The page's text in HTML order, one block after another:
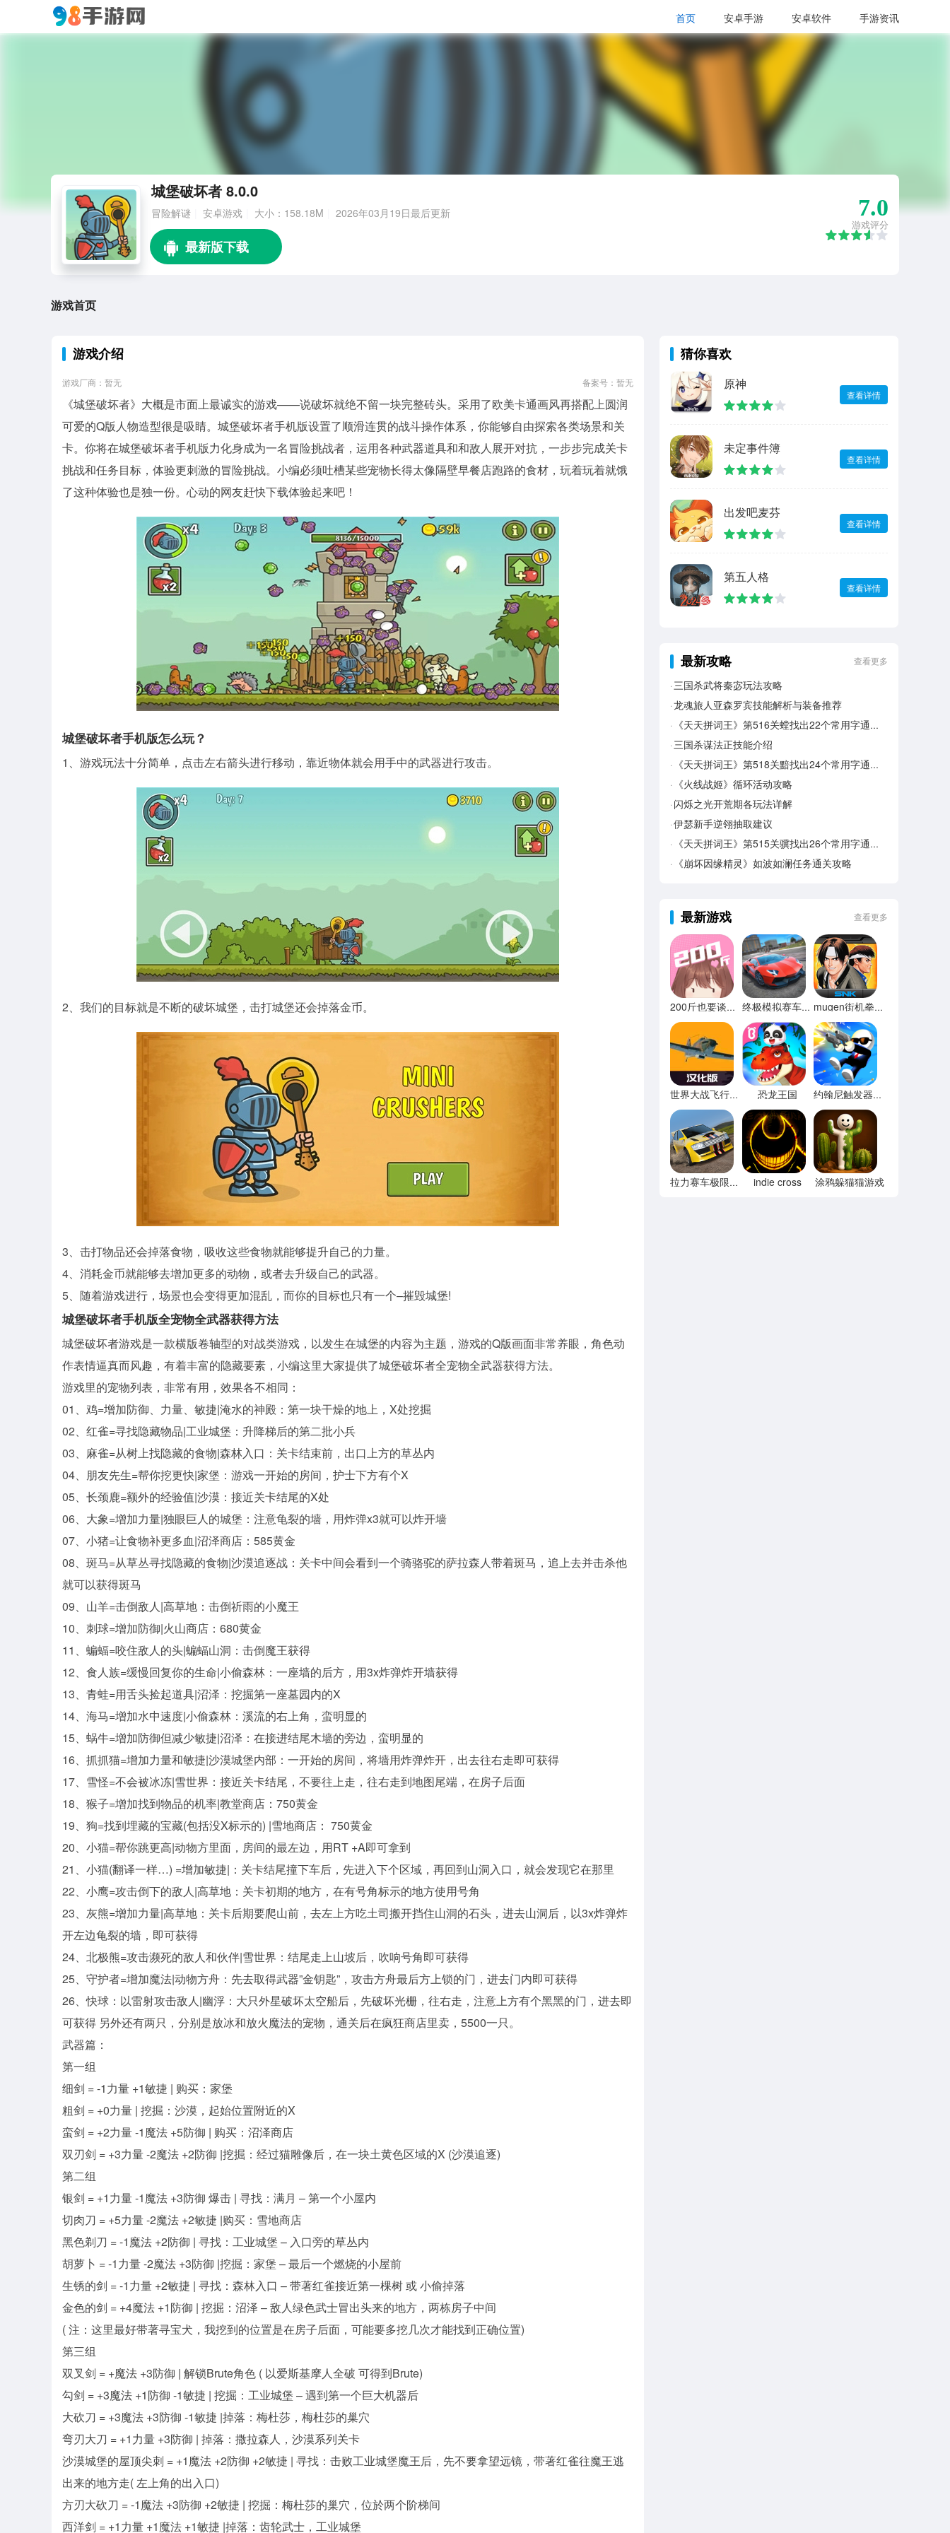
首页 安卓手游 安卓软件 手游资讯
城堡破坏者 8.0.0
冒险解谜 安卓游戏 大小：158.18M 2026年03月19日最后更新 7.0
游戏评分
游戏首页
游戏介绍
游戏厂商：暂无 备案号：暂无
《城堡破坏者》大概是市面上最诚实的游戏——说破坏就绝不留一块完整砖头。采用了欧美卡通画风再搭配上圆润
可爱的Q版人物造型很是吸睛。城堡破坏者手机版设置了顺滑连贯的战斗操作体系，你能够自由探索各类场景和关
卡。你将在城堡破坏者手机版力化身成为一名冒险挑战者，运用各种武器道具和和敌人展开对抗，一步步完成关卡
挑战和任务目标，体验更刺激的冒险挑战。小编必须吐槽某些宠物长得太像隔壁早餐店跑路的食材，玩着玩着就饿
了这种体验也是独一份。心动的网友赶快下载体验起来吧！
城堡破坏者手机版怎么玩？
1、游戏玩法十分简单，点击左右箭头进行移动，靠近物体就会用手中的武器进行攻击。
2、我们的目标就是不断的破坏城堡，击打城堡还会掉落金币。
3、击打物品还会掉落食物，吸收这些食物就能够提升自己的力量。
4、消耗金币就能够去增加更多的动物，或者去升级自己的武器。
5、随着游戏进行，场景也会变得更加混乱，而你的目标也只有一个–摧毁城堡!
城堡破坏者手机版全宠物全武器获得方法
城堡破坏者游戏是一款横版卷轴型的对战类游戏，以发生在城堡的内容为主题，游戏的Q版画面非常养眼，角色动
作表情逼真而风趣，有着丰富的隐藏要素，小编这里大家提供了城堡破坏者全宠物全武器获得方法。
游戏里的宠物列表，非常有用，效果各不相同：
01、鸡=增加防御、力量、敏捷|淹水的神殿：第一块干燥的地上，X处挖掘
02、红雀=寻找隐藏物品|工业城堡：升降梯后的第二批小兵
03、麻雀=从树上找隐藏的食物|森林入口：关卡结束前，出口上方的草丛内
04、朋友先生=帮你挖更快|家堡：游戏一开始的房间，护士下方有个X
05、长颈鹿=额外的经验值|沙漠：接近关卡结尾的X处
06、大象=增加力量|独眼巨人的城堡：注意龟裂的墙，用炸弹x3就可以炸开墙
07、小猪=让食物补更多血|沼泽商店：585黄金
08、斑马=从草丛寻找隐藏的食物|沙漠追逐战：关卡中间会看到一个骑骆驼的萨拉森人带着斑马，追上去并击杀他
就可以获得斑马
09、山羊=击倒敌人|高草地：击倒祈雨的小魔王
10、刺球=增加防御|火山商店：680黄金
11、蝙蝠=咬住敌人的头|蝙蝠山洞：击倒魔王获得
12、食人族=缓慢回复你的生命|小偷森林：一座墙的后方，用3x炸弹炸开墙获得
13、青蛙=用舌头捡起道具|沼泽：挖掘第一座墓园内的X
14、海马=增加水中速度|小偷森林：溪流的右上角，蛮明显的
15、蜗牛=增加防御但减少敏捷|沼泽：在接进结尾木墙的旁边，蛮明显的
16、抓抓猫=增加力量和敏捷|沙漠城堡内部：一开始的房间，将墙用炸弹炸开，出去往右走即可获得
17、雪怪=不会被冰冻|雪世界：接近关卡结尾，不要往上走，往右走到地图尾端，在房子后面
18、猴子=增加找到物品的机率|教堂商店：750黄金
19、狗=找到埋藏的宝藏(包括没X标示的) |雪地商店： 750黄金
20、小猫=帮你跳更高|动物方里面，房间的最左边，用RT +A即可拿到
21、小猫(翻译一样…) =增加敏捷|：关卡结尾撞下车后，先进入下个区域，再回到山洞入口，就会发现它在那里
22、小鹰=攻击倒下的敌人|高草地：关卡初期的地方，在有号角标示的地方使用号角
23、灰熊=增加力量|高草地：关卡后期要爬山前，去左上方吃土司搬开挡住山洞的石头，进去山洞后，以3x炸弹炸
开左边龟裂的墙，即可获得
24、北极熊=攻击濒死的敌人和伙伴|雪世界：结尾走上山坡后，吹响号角即可获得
25、守护者=增加魔法|动物方舟：先去取得武器”金钥匙”，攻击方舟最后方上锁的门，进去门内即可获得
26、快球：以雷射攻击敌人|幽浮：大只外星破坏太空船后，先破坏光栅，往右走，注意上方有个黑黑的门，进去即
可获得 另外还有两只，分别是放冰和放火魔法的宠物，通关后在疯狂商店里卖，5500一只。
武器篇：
第一组
细剑 = -1力量 +1敏捷 | 购买：家堡
粗剑 = +0力量 | 挖掘：沙漠，起始位置附近的X
蛮剑 = +2力量 -1魔法 +5防御 | 购买：沼泽商店
双刃剑 = +3力量 -2魔法 +2防御 |挖掘：经过猫雕像后，在一块土黄色区域的X (沙漠追逐)
第二组
银剑 = +1力量 -1魔法 +3防御 爆击 | 寻找：满月 – 第一个小屋内
切肉刀 = +5力量 -2魔法 +2敏捷 |购买：雪地商店
黑色剃刀 = -1魔法 +2防御 | 寻找：工业城堡 – 入口旁的草丛内
胡萝卜 = -1力量 -2魔法 +3防御 |挖掘：家堡 – 最后一个燃烧的小屋前
生锈的剑 = -1力量 +2敏捷 | 寻找：森林入口 – 带著红雀接近第一棵树 或 小偷掉落
金色的剑 = +4魔法 +1防御 | 挖掘：沼泽 – 敌人绿色武士冒出头来的地方，两栋房子中间
( 注：这里最好带著寻宝犬，我挖到的位置是在房子后面，可能要多挖几次才能找到正确位置)
第三组
双叉剑 = +魔法 +3防御 | 解锁Brute角色 ( 以爱斯基摩人全破 可得到Brute)
勾剑 = +3魔法 +1防御 -1敏捷 | 挖掘：工业城堡 – 遇到第一个巨大机器后
大砍刀 = +3魔法 +3防御 -1敏捷 |掉落：梅杜莎，梅杜莎的巢穴
弯刃大刀 = +1力量 +3防御 | 掉落：撒拉森人，沙漠系列关卡
沙漠城堡的屋顶尖刺 = +1魔法 +2防御 +2敏捷 | 寻找：击败工业城堡魔王后，先不要拿望远镜，带著红雀往魔王逃
出来的地方走( 左上角的出入口)
方刃大砍刀 = -1魔法 +3防御 +2敏捷 | 挖掘：梅杜莎的巢穴，位於两个阶梯间
西洋剑 = +1力量 +1魔法 +1敏捷 |掉落：齿轮武士，工业城堡
猜你喜欢
原神
查看详情
未定事件簿
查看详情
出发吧麦芬
查看详情
第五人格
查看详情
最新攻略 查看更多
三国杀武将秦宓玩法攻略
龙魂旅人亚森罗宾技能解析与装备推荐
《天天拼词王》第516关螳找出22个常用字通关攻略
三国杀谋法正技能介绍
《天天拼词王》第518关黯找出24个常用字通关攻略
《火线战姬》循环活动攻略
闪烁之光开荒期各玩法详解
伊瑟新手逆翎抽取建议
《天天拼词王》第515关骥找出26个常用字通关攻略
《崩坏因缘精灵》如波如澜任务通关攻略
最新游戏 查看更多
200斤也要谈恋爱免广告 终极模拟赛车无限金币 mugen街机拳皇97
世界大战飞行模拟器内置菜单 恐龙王国 约翰尼触发器无限宝石
拉力赛车极限竞速内置菜单 indie cross 涂鸦躲猫猫游戏